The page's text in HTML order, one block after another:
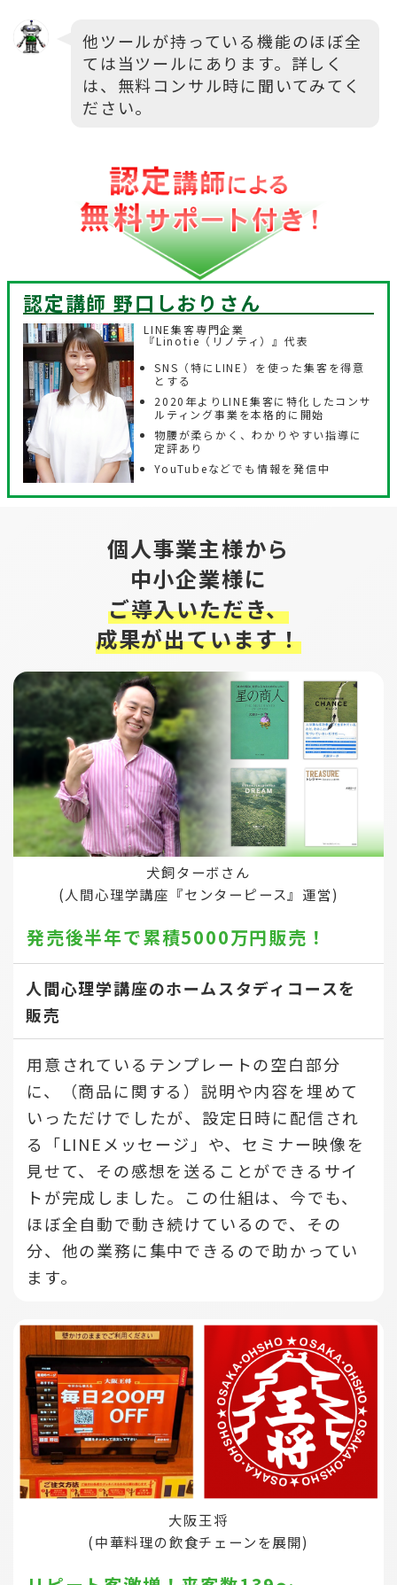
他ツールが持っている機能のほぼ全
ては当ツールにあります。詳しく
は、無料コンサル時に聞いてみてく
ださい。
認定講師 野口しおり さん
LINE集客専門企業
『Linotie（リノティ）』代表
SNS（特にLINE）を使った集客を得意
とする
2020年よりLINE集客に特化したコンサ
ルティング事業を本格的に開始
物腰が柔らかく、わかりやすい指導に
定評あり
YouTubeなどでも情報を発信中
個人事業主様から
中小企業様に
ご導入いただき、
成果が出ています！
犬飼ターボさん
(人間心理学講座『センターピース』運営)
発売後半年で累積5000万円販売！
人間心理学講座のホームスタディコースを
販売
用意されているテンプレートの空白部分
に、（商品に関する）説明や内容を埋めて
いっただけでしたが、設定日時に配信され
る「LINEメッセージ」や、セミナー映像を
見せて、その感想を送ることができるサイ
トが完成しました。この仕組は、今でも、
ほぼ全自動で動き続けているので、その
分、他の業務に集中できるので助かってい
ます。
大阪王将
(中華料理の飲食チェーンを展開)